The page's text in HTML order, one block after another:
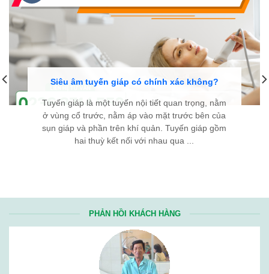
Siêu âm tuyến giáp có chính xác không?
Tuyến giáp là một tuyến nội tiết quan trọng, nằm
ở vùng cổ trước, nằm áp vào mặt trước bên của
sụn giáp và phần trên khí quản. Tuyến giáp gồm
hai thuỳ kết nối với nhau qua ...
PHẢN HỒI KHÁCH HÀNG